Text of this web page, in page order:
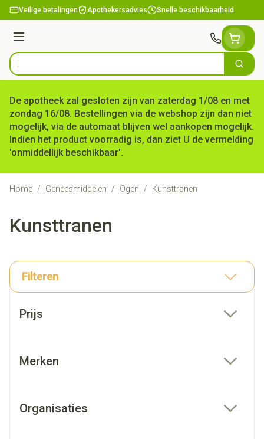
Ga naar de inhoud
Veilige betalingen Apothekersadvies Snelle beschikbaarheid
Menu
Product, merk, categorie... Zoek
De apotheek zal gesloten zijn van zaterdag 1/08 en met
zondag 16/08. Bestellingen via de webshop zijn dan niet
mogelijk, via de automaat blijven wel aankopen mogelijk.
Indien het product voorradig is, dan ziet U de vermelding
'onmiddellijk beschikbaar'.
Home / Geneesmiddelen / Ogen / Kunsttranen
Kunsttranen
Filteren
Prijs
Merken
Organisaties